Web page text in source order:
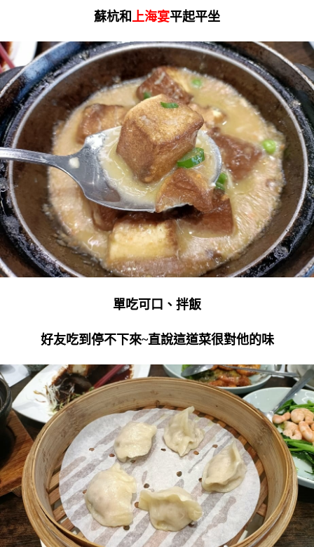
蘇杭和 上海宴平起平坐
單吃可口、拌飯
好友吃到停不下來~直說這道菜很對他的味